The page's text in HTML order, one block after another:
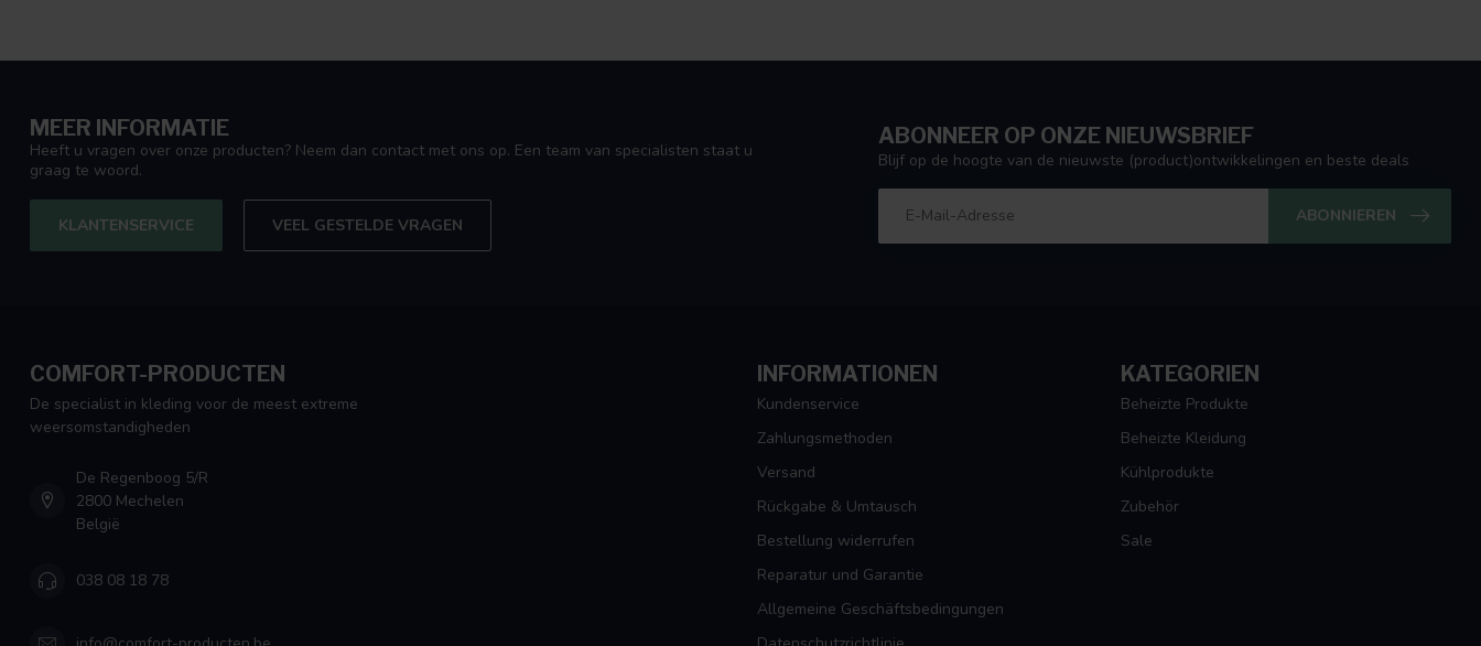
MEER INFORMATIE
Heeft u vragen over onze producten? Neem dan contact met ons op. Een team van specialisten staat u
graag te woord.
KLANTENSERVICE VEEL GESTELDE VRAGEN
ABONNEER OP ONZE NIEUWSBRIEF
Blijf op de hoogte van de nieuwste (product)ontwikkelingen en beste deals
ABONNIEREN
COMFORT-PRODUCTEN
De specialist in kleding voor de meest extreme
weersomstandigheden
De Regenboog 5/R
2800 Mechelen
België
038 08 18 78
INFORMATIONEN
Kundenservice
Zahlungsmethoden
Versand
Rückgabe & Umtausch
Bestellung widerrufen
Reparatur und Garantie
Allgemeine Geschäftsbedingungen
KATEGORIEN
Beheizte Produkte
Beheizte Kleidung
Kühlprodukte
Zubehör
Sale